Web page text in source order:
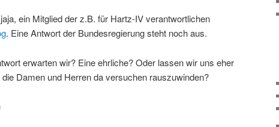
ein Mitglied der z.B. für Hartz-IV verantwortlichen
. Eine Antwort der Bundesregierung steht noch aus.
erwarten wir? Eine ehrliche? Oder lassen wir uns eher
Damen und Herren da versuchen rauszuwinden?